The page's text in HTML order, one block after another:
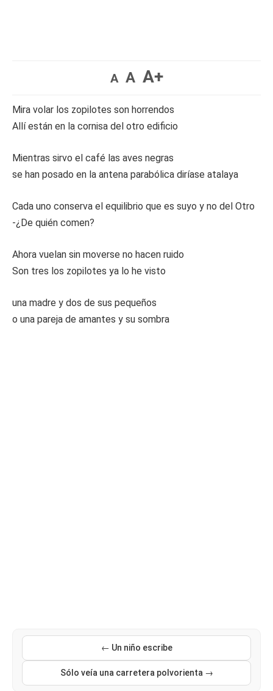
A A A+
Mira volar los zopilotes son horrendos
Allí están en la cornisa del otro edificio
Mientras sirvo el café las aves negras
se han posado en la antena parabólica diríase atalaya
Cada uno conserva el equilibrio que es suyo y no del Otro
-¿De quién comen?
Ahora vuelan sin moverse no hacen ruido
Son tres los zopilotes ya lo he visto
una madre y dos de sus pequeños
o una pareja de amantes y su sombra
← Un niño escribe
Sólo veía una carretera polvorienta →